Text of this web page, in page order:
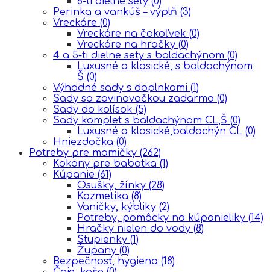
Perinka a vankúš – výplň (3)
Vreckáre (0)
Vreckáre na čokoľvek (0)
Vreckáre na hračky (0)
4 a 5-ti dielne sety s baldachýnom (0)
Luxusné a klasické, s baldachýnom
Š (0)
Výhodné sady s doplnkami (1)
Sady sa zavinovačkou zadarmo (0)
Sady do kolísok (5)
Sady komplet s baldachýnom CL,Š (0)
Luxusné a klasické,baldachýn CL (0)
Hniezdočka (0)
Potreby pre mamičky (262)
Kokony pre babatka (1)
Kúpanie (61)
Osušky, žínky (28)
Kozmetika (8)
Vaničky, kýbliky (2)
Potreby, pomôcky na kúpanieliky (14)
Hračky nielen do vody (8)
Stupienky (1)
Župany (0)
Bezpečnosť, hygiena (18)